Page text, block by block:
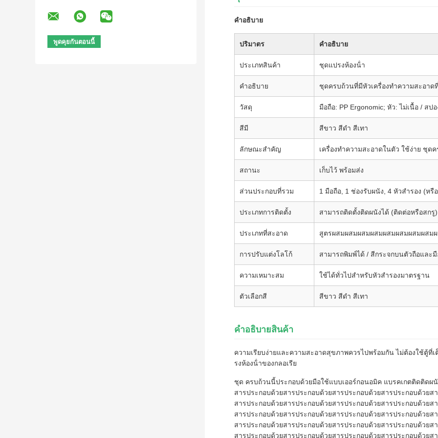
คําอธิบาย
ปริมาตร คําอธิบาย
ประเภทสินค้า ชุดแปรงห้องน้ํา
คําอธิบาย ชุดครบถ้วนที่มีหัวเครื่องทําความสะอาด
วัสดุ มือถือ: PP Ergonomic; หัว: ไม่เนื้อ / สป
สีมี สีขาว สีดํา สีเทา
ลักษณะสําคัญ เครื่องทําความสะอาดในตัว ใช้ง่าย ชุด
สถานะ เก็บไว้ พร้อมส่ง
ส่วนประกอบที่รวม 1 มือถือ, 1 ช่องรับผนัง, 4 หัวสํารอง (หรื
ประเภทการติดตั้ง สามารถติดตั้งติดผนังได้ (ติดต่อหรือสกรู)
ประเภทที่สะอาด สูตรผสมผสมผสมผสมผสมผสมผสมผสม
การปรับแต่งโลโก้ สามารถพิมพ์ได้ / สีกระจกบนตัวถือและ
ความเหมาะสม ใช้ได้ทั่วไปสําหรับหัวสํารองมาตรฐาน
ตัวเลือกสี สีขาว สีดํา สีเทา
คําอธิบายสินค้า
ความเรียบง่ายและความสะอาดสุขภาพควรไปพร้อมกัน ไม่ต้องใช้ตู้
รงห้องน้ําของกลอเรีย
ชุด ครบถ้วนนี้ประกอบด้วยมือใช้แบบเออร์กอนอมิค แบรคเกตติดติดผ
สารประกอบด้วยสารประกอบด้วยสารประกอบด้วยสารประกอบด้วย
สารประกอบด้วยสารประกอบด้วยสารประกอบด้วยสารประกอบด้วย
สารประกอบด้วยสารประกอบด้วยสารประกอบด้วยสารประกอบด้วย
สารประกอบด้วยสารประกอบด้วยสารประกอบด้วยสารประกอบด้วย
สารประกอบด้วยสารประกอบด้วยสารประกอบด้วยสารประกอบด้วย